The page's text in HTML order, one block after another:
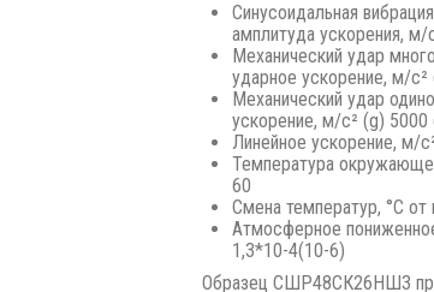
Синусоидальная
амплитуда ускорения,
Механический удар
ударное ускорение, м/
Механический удар
ускорение, м/с² (g) 5000
Линейное ускорение, м/
Температура
60
Смена температур, °С
Атмосферное
1,3*10-4(10-6)
Образец CШР48СК26НШ3